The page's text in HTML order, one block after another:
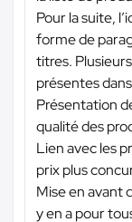
Pour la suite,
forme de
titres.
présentes
Présentation
qualité des
Lien avec les
prix plus
Mise en avant
y en a pour